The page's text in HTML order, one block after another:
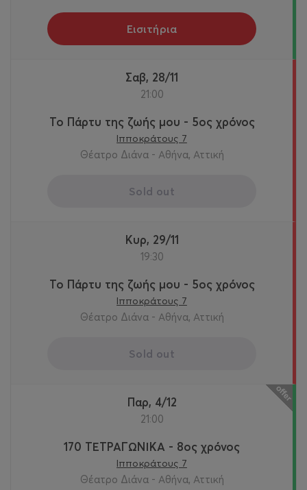
Εισιτήρια
Σαβ, 28/11
21:00
Το Πάρτυ της ζωής μου - 5ος χρόνος
Ιπποκράτους 7
Θέατρο Διάνα - Αθήνα, Αττική
Sold out
Κυρ, 29/11
19:30
Το Πάρτυ της ζωής μου - 5ος χρόνος
Ιπποκράτους 7
Θέατρο Διάνα - Αθήνα, Αττική
Sold out
Παρ, 4/12
21:00
170 ΤΕΤΡΑΓΩΝΙΚΑ - 8ος χρόνος
Ιπποκράτους 7
Θέατρο Διάνα - Αθήνα, Αττική